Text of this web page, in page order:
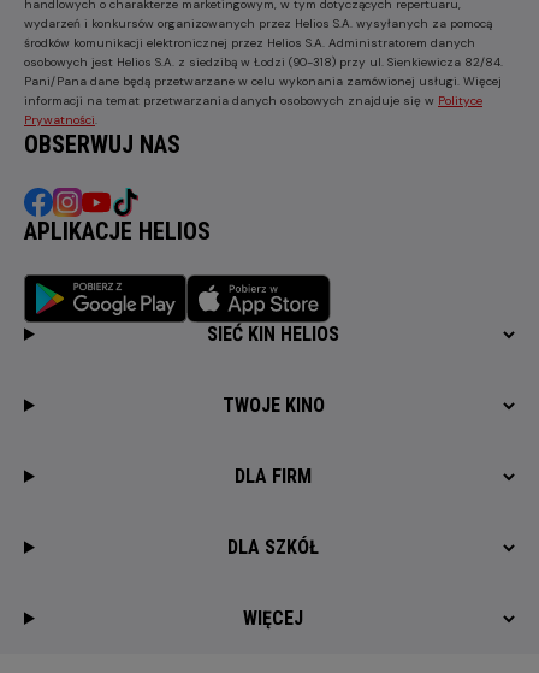
handlowych o charakterze marketingowym, w tym dotyczących repertuaru,
wydarzeń i konkursów organizowanych przez Helios S.A. wysyłanych za pomocą
środków komunikacji elektronicznej przez Helios S.A. Administratorem danych
osobowych jest Helios S.A. z siedzibą w Łodzi (90-318) przy ul. Sienkiewicza 82/84.
Pani/Pana dane będą przetwarzane w celu wykonania zamówionej usługi. Więcej
informacji na temat przetwarzania danych osobowych znajduje się w Polityce
Prywatności.
OBSERWUJ NAS
APLIKACJE HELIOS
SIEĆ KIN HELIOS
TWOJE KINO
DLA FIRM
DLA SZKÓŁ
WIĘCEJ